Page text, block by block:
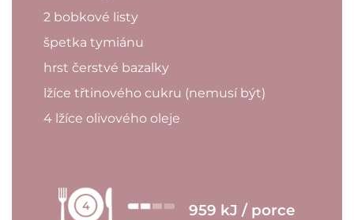
2 bobkové listy
špetka tymiánu
hrst čerstvé bazalky
lžíce třtinového cukru (nemusí být)
4 lžíce olivového oleje
4 959 kJ / porce